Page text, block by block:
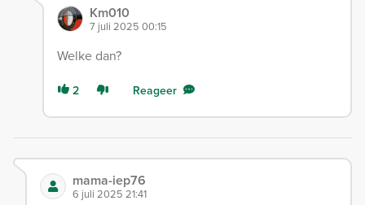
Km010
7 juli 2025 00:15
Welke dan?
2 Reageer
mama-iep76
6 juli 2025 21:41